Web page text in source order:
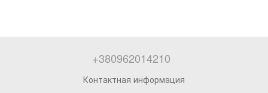
+380962014210
Контактная информация